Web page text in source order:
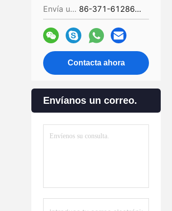
Envía un fax.:
86-371-61286032
Contacta ahora
Envíanos un correo.